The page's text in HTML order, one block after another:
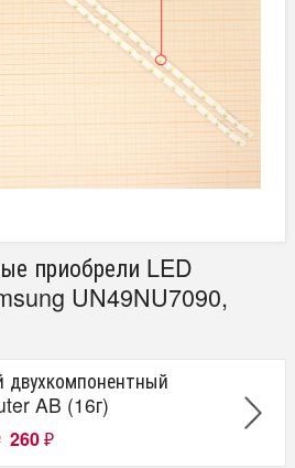
приобрели LED
UN49NU7090,
двухкомпонентный
AB (16г)
260 ₽